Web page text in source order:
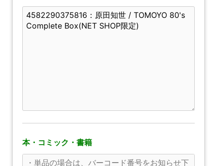
本・コミック・書籍